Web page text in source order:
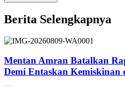
Berita Selengkapnya
Mentan Amran Batalkan
Demi Entaskan Kemiskinan